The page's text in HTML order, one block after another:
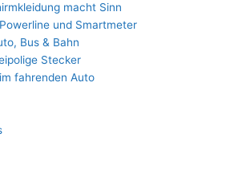
macht Sinn
und Smartmeter
Bus & Bahn
Stecker
fahrenden Auto